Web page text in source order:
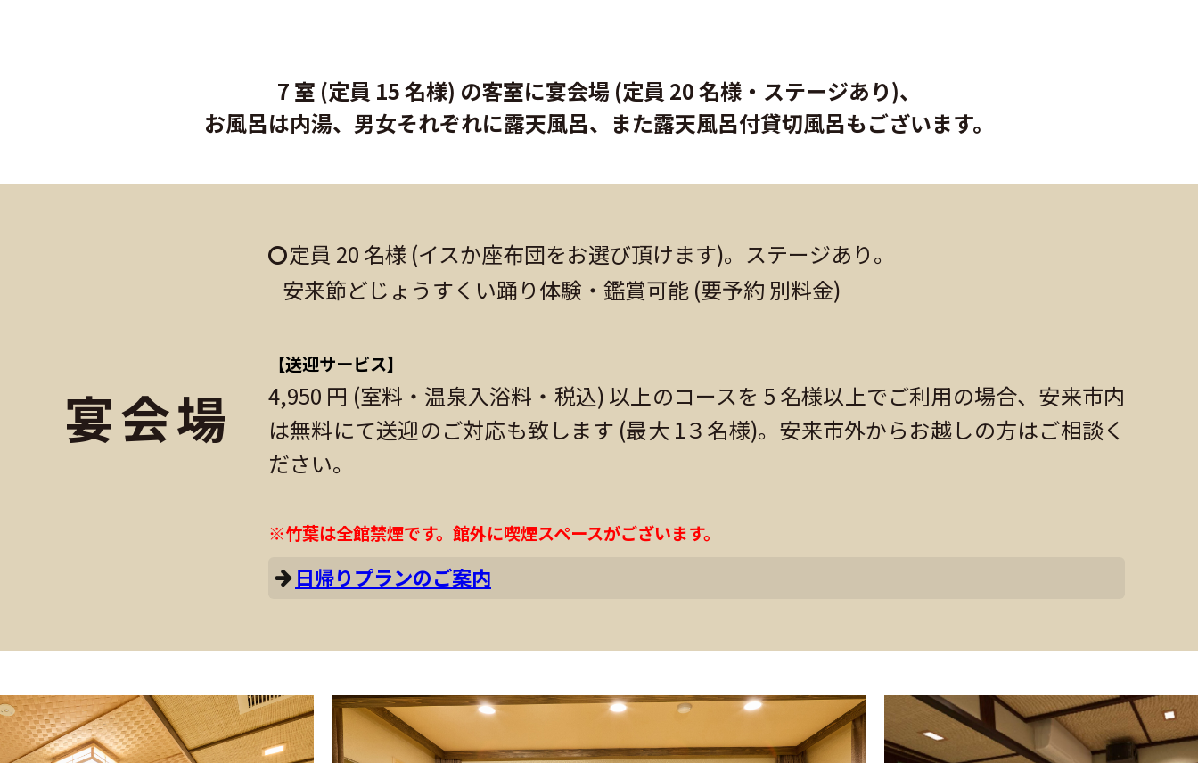
7 室 (定員 15 名様) の客室に宴会場 (定員 20 名様・ステージあり)、
お風呂は内湯、男女それぞれに露天風呂、また露天風呂付貸切風呂もございます。
宴会場
定員 20 名様 (イスか座布団をお選び頂けます)。ステージあり。
安来節どじょうすくい踊り体験・鑑賞可能 (要予約 別料金)
【送迎サービス】
4,950 円 (室料・温泉入浴料・税込) 以上のコースを 5 名様以上でご利用の場合、安来市内
は無料にて送迎のご対応も致します (最大 1３名様)。安来市外からお越しの方はご相談く
ださい。
※竹葉は全館禁煙です。館外に喫煙スペースがございます。
日帰りプランのご案内